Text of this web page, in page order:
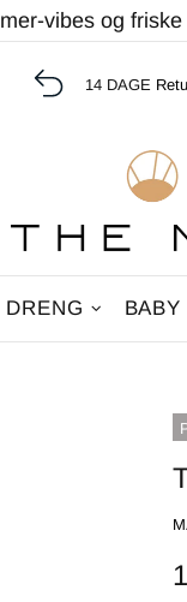
vibes og friske
14 DAGE
DRENG BABY